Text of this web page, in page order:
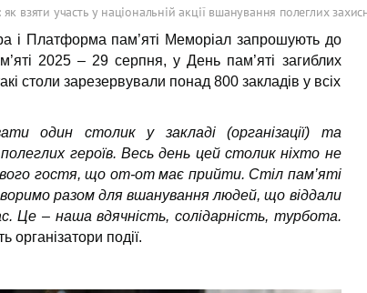
як взяти участь у національній акції вшанування полеглих
і Платформа пам’яті Меморіал запрошують до
2025 – 29 серпня, у День пам’яті загиблих
столи зарезервували понад 800 закладів у всіх
один столик у закладі (організації) та
героїв. Весь день цей столик ніхто не
гостя, що от-от має прийти. Стіл пам’яті
разом для вшанування людей, що віддали
Це – наша вдячність, солідарність, турбота.
організатори події.